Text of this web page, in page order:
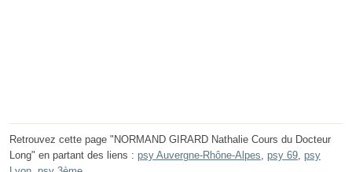
Retrouvez cette page "NORMAND GIRARD Nathalie Cours du Docteur
Long" en partant des liens : psy Auvergne-Rhône-Alpes, psy 69, psy